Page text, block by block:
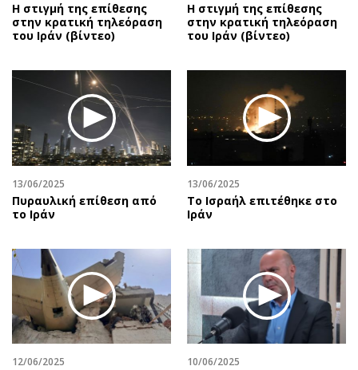
Η στιγμή της επίθεσης
στην κρατική τηλεόραση
του Ιράν (βίντεο)
Η στιγμή της επίθεσης
στην κρατική τηλεόραση
του Ιράν (βίντεο)
13/06/2025
Πυραυλική επίθεση από
το Ιράν
13/06/2025
To Ισραήλ επιτέθηκε στο
Ιράν
12/06/2025 10/06/2025